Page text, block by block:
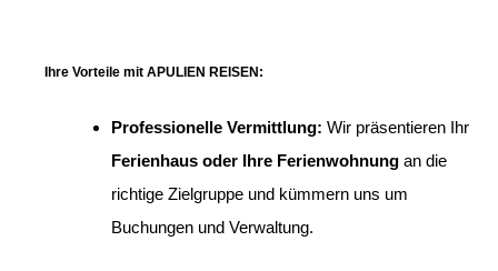
Ihre Vorteile mit APULIEN REISEN:
Professionelle Vermittlung: Wir präsentieren Ihr
Ferienhaus oder Ihre Ferienwohnung an die
richtige Zielgruppe und kümmern uns um
Buchungen und Verwaltung.